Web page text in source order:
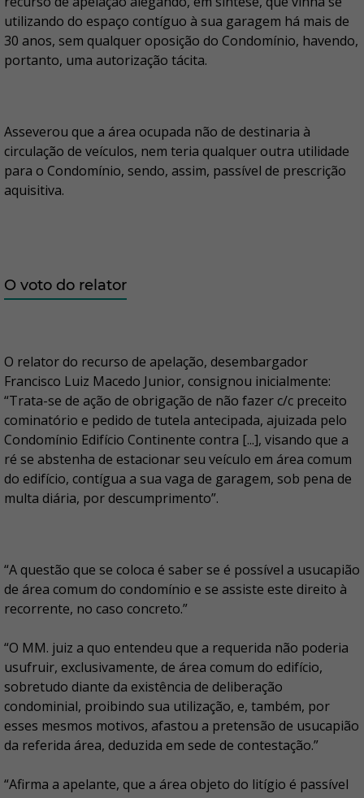
utilizando do espaço contíguo à sua garagem há mais de
30 anos, sem qualquer oposição do Condomínio, havendo,
portanto, uma autorização tácita.
Asseverou que a área ocupada não de destinaria à
circulação de veículos, nem teria qualquer outra utilidade
para o Condomínio, sendo, assim, passível de prescrição
aquisitiva.
O voto do relator
O relator do recurso de apelação, desembargador
Francisco Luiz Macedo Junior, consignou inicialmente:
“Trata-se de ação de obrigação de não fazer c/c preceito
cominatório e pedido de tutela antecipada, ajuizada pelo
Condomínio Edifício Continente contra [...], visando que a
ré se abstenha de estacionar seu veículo em área comum
do edifício, contígua a sua vaga de garagem, sob pena de
multa diária, por descumprimento”.
“A questão que se coloca é saber se é possível a usucapião
de área comum do condomínio e se assiste este direito à
recorrente, no caso concreto.”
“O MM. juiz a quo entendeu que a requerida não poderia
usufruir, exclusivamente, de área comum do edifício,
sobretudo diante da existência de deliberação
condominial, proibindo sua utilização, e, também, por
esses mesmos motivos, afastou a pretensão de usucapião
da referida área, deduzida em sede de contestação.”
“Afirma a apelante, que a área objeto do litígio é passível